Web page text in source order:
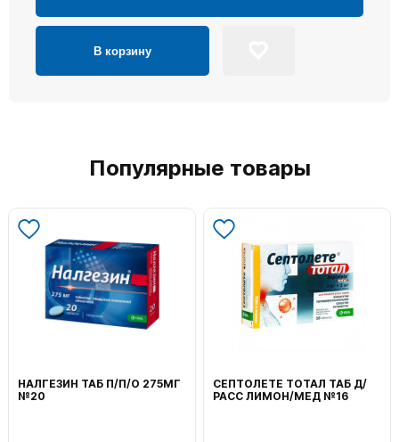
В корзину
Популярные товары
НАЛГЕЗИН ТАБ П/П/О 275МГ
№20
СЕПТОЛЕТЕ ТОТАЛ ТАБ Д/
РАСС ЛИМОН/МЕД №16